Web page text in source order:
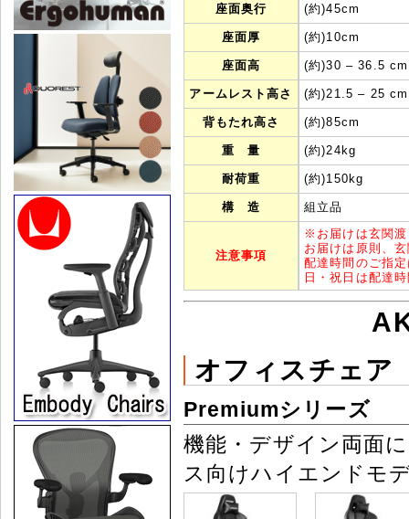
座面奥行 (約)45cm
座面厚 (約)10cm
座面高 (約)30 ‒ 36.5 cm
アームレスト高さ (約)21.5 ‒ 25 cm
背もたれ高さ (約)85cm
重 量 (約)24kg
耐荷重 (約)150kg
構 造 組立品
注意事項
※ お届けは玄関
お届けは原則、
配達時間のご指
日・祝日は配達
オフィスチェア
Premiumシリーズ
機能・デザイン両面
ス向けハイエンドモ